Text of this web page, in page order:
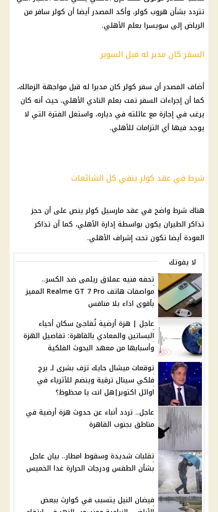
تتردد بشأن هروب كولر، وأكد المصدر أيضا أن كولرسافر من
الرياض إلى سويسرا بعلم الأهلي.
السفر كان مدبر له قبل السوبر
أضاف المصدر أن سفركولركان مدبرا له قبل مواجهة الزمالك،
كما أن إجراءات السفر تمت بعلم النادي الأهلي، حيث أنه كان
يرغب في إجازة مع عائلته في دياره، واستغل الفترة التي لا
يوجد فيها أي التزامات للأهلي.
شرط في عقد كولر ينفي كل الشائعات
هناك شرط واضح في عقد مارسيل كولرينص على أن حجز
تذاكر الطيران يكون بواسطة إدارة الأهلي، كما أن تذاكر
العودة أيضا تكون تحت إشراف الأهلي.
لا يفوتك
تحفه فنيه عملاق ريلمى ضد الكسر..
مواصفات هاتف Realme GT 7 Pro المميز
بأقوى اداء بلا منافس
عاجل | هزة أرضية تُفاجئ سكان أحياء
البساتين والمعادي بالقاهرة: تفاصيل الهزة
وأسبابها من معهد البحوث الفلكية
توقعات ميشال حايك تزف بشرى لـ برج
فلكي سينال ترقية وينضم للأثرياء في
اوائل اكتوبر|هل انت يا محظوظ؟
عاجل.. تردد أنباء عن حدوث هزة أرضية في
مناطق بجنوب القاهرة
تقلبات شديدة وسقوط امطار.. بيان عاجل
بشأن الطقس ودرجات الحرارة غدا الخميس
فيضان النيل يتسبب في كوارث ببعض